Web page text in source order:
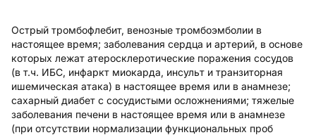
Острый тромбофлебит, венозные тромбоэмболии в
настоящее время; заболевания сердца и артерий, в основе
которых лежат атеросклеротические поражения сосудов
(в т.ч. ИБС, инфаркт миокарда, инсульт и транзиторная
ишемическая атака) в настоящее время или в анамнезе;
сахарный диабет с сосудистыми осложнениями; тяжелые
заболевания печени в настоящее время или в анамнезе
(при отсутствии нормализации функциональных проб